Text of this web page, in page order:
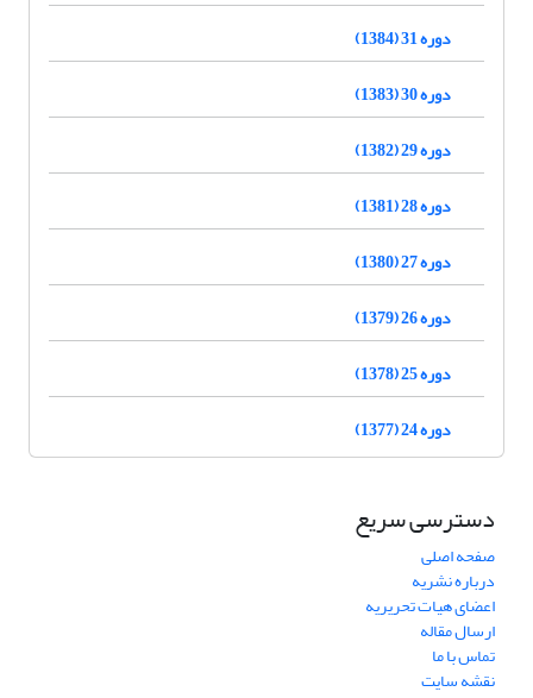
دوره 31 (1384)
دوره 30 (1383)
دوره 29 (1382)
دوره 28 (1381)
دوره 27 (1380)
دوره 26 (1379)
دوره 25 (1378)
دوره 24 (1377)
دسترسی سریع
صفحه اصلی
درباره نشریه
اعضای هیات تحریریه
ارسال مقاله
تماس با ما
نقشه سایت